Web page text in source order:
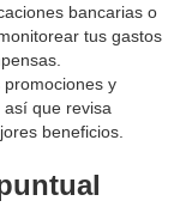
bancarias o
tus gastos
promociones y
que revisa
beneficios.